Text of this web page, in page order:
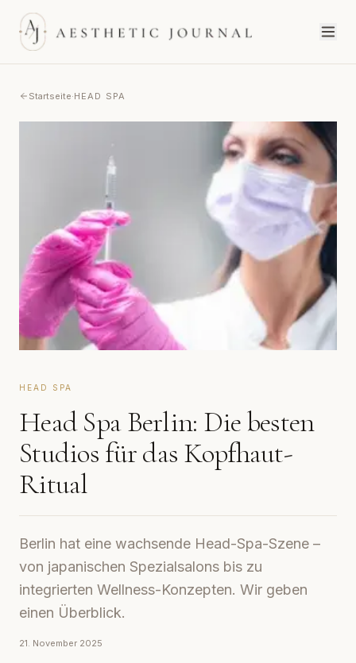
Startseite·HEAD SPA
HEAD SPA
Head Spa Berlin: Die besten
Studios für das Kopfhaut-
Ritual
Berlin hat eine wachsende Head-Spa-Szene –
von japanischen Spezialsalons bis zu
integrierten Wellness-Konzepten. Wir geben
einen Überblick.
21. November 2025